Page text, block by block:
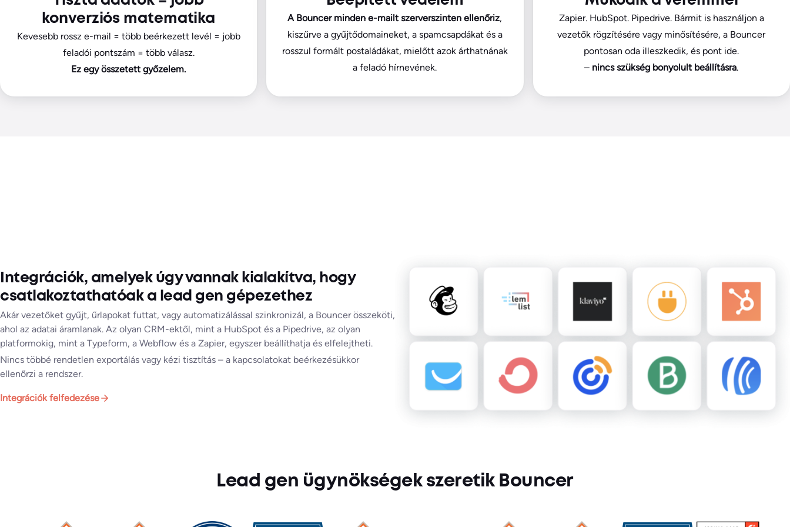
konverziós matematika
Kevesebb rossz e-mail = több beérkezett levél = jobb
feladói pontszám = több válasz.
Ez egy összetett győzelem.
A Bouncer minden e-mailt szerverszinten ellenőriz,
kiszűrve a gyűjtődomaineket, a spamcsapdákat és a
rosszul formált postaládákat, mielőtt azok árthatnának
a feladó hírnevének.
Zapier. HubSpot. Pipedrive. Bármit is használjon a
vezetők rögzítésére vagy minősítésére, a Bouncer
pontosan oda illeszkedik, és pont ide.
– nincs szükség bonyolult beállításra.
Integrációk, amelyek úgy vannak kialakítva, hogy
csatlakoztathatóak a lead gen gépezethez
Akár vezetőket gyűjt, űrlapokat futtat, vagy automatizálással szinkronizál, a Bouncer összeköti,
ahol az adatai áramlanak. Az olyan CRM-ektől, mint a HubSpot és a Pipedrive, az olyan
platformokig, mint a Typeform, a Webflow és a Zapier, egyszer beállíthatja és elfelejtheti.
Nincs többé rendetlen exportálás vagy kézi tisztítás – a kapcsolatokat beérkezésükkor
ellenőrzi a rendszer.
Integrációk felfedezése
Lead gen ügynökségek szeretik Bouncer